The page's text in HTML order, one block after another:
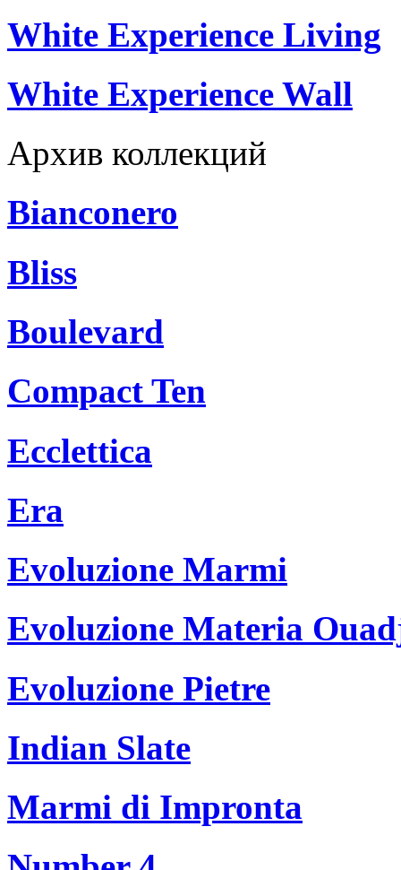
White Experience Living
White Experience Wall
Архив коллекций
Bianconero
Bliss
Boulevard
Compact Ten
Ecclettica
Era
Evoluzione Marmi
Evoluzione Materia
Evoluzione Pietre
Indian Slate
Marmi di Impronta